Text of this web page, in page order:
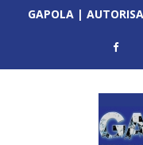
GAPOLA |